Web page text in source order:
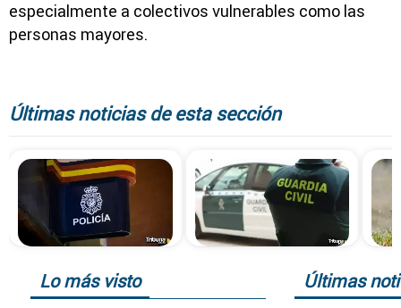
especialmente a colectivos vulnerables como las
personas mayores.
Últimas noticias de esta sección
Lo más visto Últimas